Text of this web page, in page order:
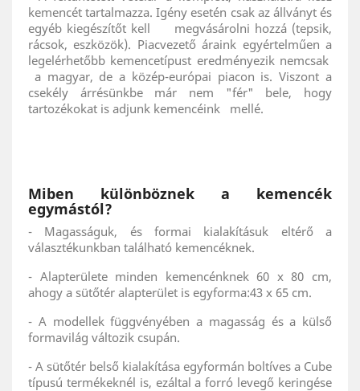
kemencét tartalmazza. Igény esetén csak az állványt és
egyéb kiegészítőt kell megvásárolni hozzá (tepsik,
rácsok, eszközök). Piacvezető áraink egyértelműen a
legelérhetőbb kemencetípust eredményezik nemcsak
a magyar, de a közép-európai piacon is. Viszont a
csekély árrésünkbe már nem "fér" bele, hogy
tartozékokat is adjunk kemencéink mellé.
Miben különböznek a kemencék
egymástól?
- Magasságuk, és formai kialakításuk eltérő a
választékunkban található kemencéknek.
- Alapterülete minden kemencénknek 60 x 80 cm,
ahogy a sütőtér alapterület is egyforma:43 x 65 cm.
- A modellek függvényében a magasság és a külső
formavilág változik csupán.
- A sütőtér belső kialakítása egyformán boltíves a Cube
típusú termékeknél is, ezáltal a forró levegő keringése